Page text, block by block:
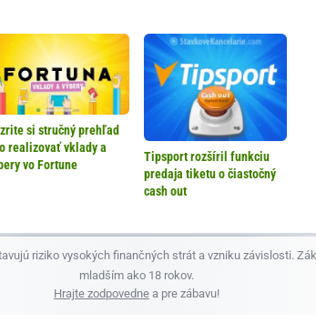
si stručný prehľad
realizovať vklady a
vo Fortune
Tipsport rozšíril funkciu
predaja tiketu o čiastočný
cash out
riziko vysokých finančných strát a vzniku závislosti.
mladším ako 18 rokov.
Hrajte zodpovedne a pre zábavu!